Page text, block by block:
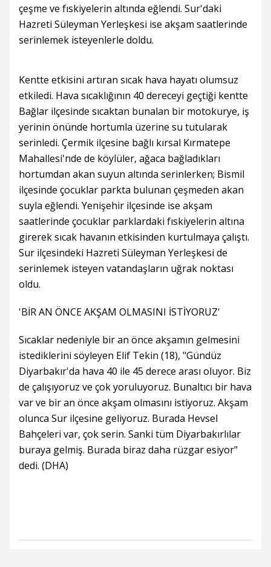
çeşme ve fıskiyelerin altında eğlendi. Sur'daki
Hazreti Süleyman Yerleşkesi ise akşam saatlerinde
serinlemek isteyenlerle doldu.
Kentte etkisini artıran sıcak hava hayatı olumsuz
etkiledi. Hava sıcaklığının 40 dereceyi geçtiği kentte
Bağlar ilçesinde sıcaktan bunalan bir motokurye, iş
yerinin önünde hortumla üzerine su tutularak
serinledi. Çermik ilçesine bağlı kırsal Kırmatepe
Mahallesi'nde de köylüler, ağaca bağladıkları
hortumdan akan suyun altında serinlerken; Bismil
ilçesinde çocuklar parkta bulunan çeşmeden akan
suyla eğlendi. Yenişehir ilçesinde ise akşam
saatlerinde çocuklar parklardaki fıskiyelerin altına
girerek sıcak havanın etkisinden kurtulmaya çalıştı.
Sur ilçesindeki Hazreti Süleyman Yerleşkesi de
serinlemek isteyen vatandaşların uğrak noktası
oldu.
'BİR AN ÖNCE AKŞAM OLMASINI İSTİYORUZ'
Sıcaklar nedeniyle bir an önce akşamın gelmesini
istediklerini söyleyen Elif Tekin (18), "Gündüz
Diyarbakır'da hava 40 ile 45 derece arası oluyor. Biz
de çalışıyoruz ve çok yoruluyoruz. Bunaltıcı bir hava
var ve bir an önce akşam olmasını istiyoruz. Akşam
olunca Sur ilçesine geliyoruz. Burada Hevsel
Bahçeleri var, çok serin. Sanki tüm Diyarbakırlılar
buraya gelmiş. Burada biraz daha rüzgar esiyor"
dedi. (DHA)